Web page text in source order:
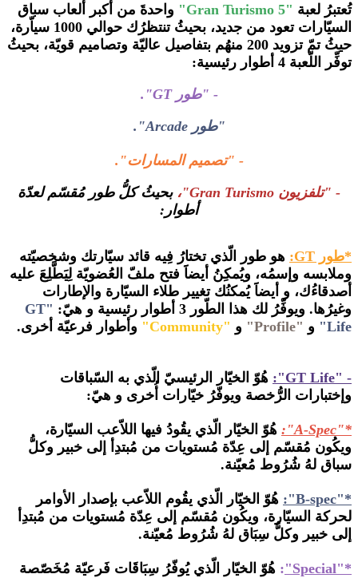
تُعتبرُ لعبة "Gran Turismo 5"
واحدةَ من أكبر ألعاب سباق
السيّارات تعود من جديد، بحيثُ تنتظرُك حوالي 1000 سياّرة،
حيثُ تمّ تزويد 200 منهُم بتفاصيل عاليّة وتصاميم قويّة، بحيثُ
توفِّر اللّعبة 4 أطوار رئيسية:
- "طور GT".
"طورArcade".
- "تصميم المسارات".
- "تلفزيون Gran Turismo"، بحيثُكلُّ طور مُقسّم لعدّة
أطوار:
*طور GT:
هو طور الّذي تختارُ فِيه قائد سيّارتك وشخصيّته
وملابسه وإسمُه، ويُمكِنُ أيضاََ فتح ملفّ العُضويّة لِيَطَّلِعَ عليه
أصدقاءُك، و أيضاََ يُمكنُك تغيير طلاء السيّارة والإطارات
وغيرُها. ويوفِّرُ لك هذا الطّور 3 أطوار رئيسية و هيّ:
"GT
Life"
و "Profile" و "Community" وأطوار فرعيّة أخرى.
- "GT Life":
هُوّ الخيّار الرئيسيّ الّذي به السّباقات
وإختبارات الرُّخصة ويوفّرُ خيّارات أُخرى و هيّ:
*"A-Spec":
هُوّ الخيّار الّذي يقُودُ فيها اللاّعب السيّارة،
ويكُون مُقسّم إلى عِدّة مُستويات من مُبتدِأ إلى خبير وكلُّ
سباق لهُ شُرُوط مُعيّنة.
*"B-spec":
هُوّ الخيّار الّذي يقُوم اللاّعب بإصدار الأوامر
لحركة السيّارة، ويكُون مُقسّم إلى عِدّة مُستويات من مُبتدِأ
إلى خبير وكلُّ سِبَاق لهُ شُرُوط مُعيّنة.
*"Special"
: هُوّ الخيّار الّذي يُوفّرُ سِبَاقَات فَرعيّة مُخَصّصة